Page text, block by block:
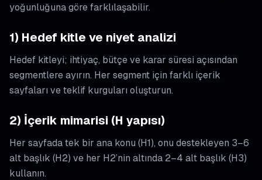
yoğunluğuna göre farklılaşabilir.
1) Hedef kitle ve niyet analizi
Hedef kitleyi; ihtiyaç, bütçe ve karar süresi açısından
segmentlere ayırın. Her segment için farklı içerik
sayfaları ve teklif kurguları oluşturun.
2) İçerik mimarisi (H yapısı)
Her sayfada tek bir ana konu (H1), onu destekleyen 3–6
alt başlık (H2) ve her H2’nin altında 2–4 alt başlık (H3)
kullanın.